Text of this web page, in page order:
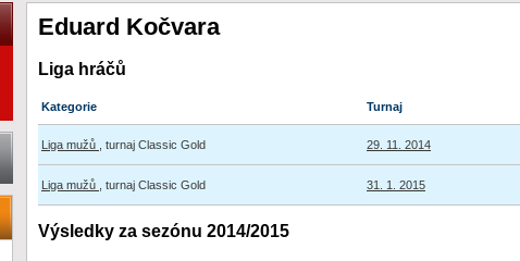
Eduard Kočvara
Liga hráčů
Kategorie Turnaj
Liga mužů , turnaj Classic Gold 29. 11. 2014
Liga mužů , turnaj Classic Gold 31. 1. 2015
Výsledky za sezónu 2014/2015